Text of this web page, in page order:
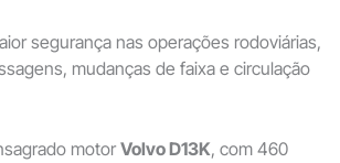
segurança nas operações rodoviárias,
mudanças de faixa e circulação
motorVolvo D13K, com 460